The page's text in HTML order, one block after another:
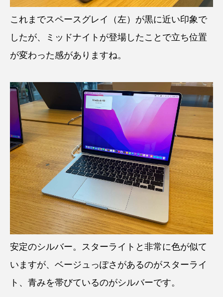
これまでスペースグレイ（左）が黒に近い印象で
したが、ミッドナイトが登場したことで立ち位置
が変わった感がありますね。
安定のシルバー。スターライトと非常に色が似て
いますが、ベージュっぽさがあるのがスターライ
ト、青みを帯びているのがシルバーです。